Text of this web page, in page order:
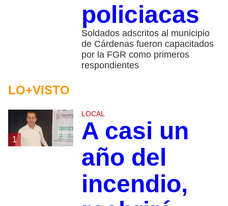
policiacas
Soldados adscritos al municipio
de Cárdenas fueron capacitados
por la FGR como primeros
respondientes
LO+VISTO
1
LOCAL
A casi un
año del
incendio,